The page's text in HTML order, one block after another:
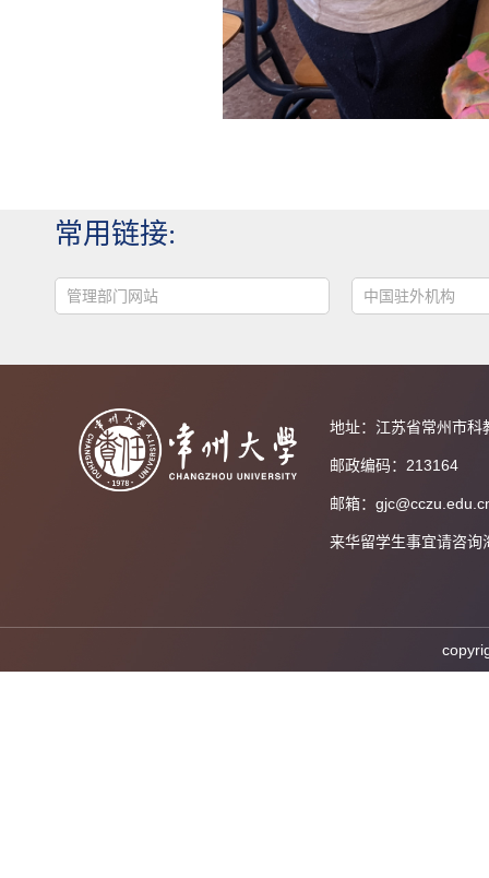
常用链接:
管理部门网站 中国驻外机构
地址：江苏省常州市科
邮政编码：213164
邮箱：
来华留学生事宜请咨